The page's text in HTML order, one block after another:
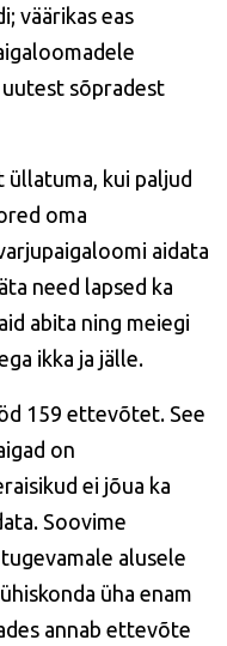
väärikas eas
uutest sõpradest
üllatuma, kui paljud
oma
aidata
need lapsed ka
abita ning meiegi
ikka ja jälle.
159 ettevõtet. See
on
ei jõua ka
Soovime
alusele
üha enam
annab ettevõte